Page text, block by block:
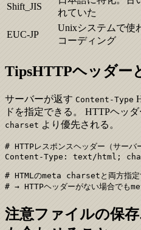
Shift_JIS
れていた
EUC-JP
Unixシステムで使
コーディング
TipsHTTPヘッダー
サーバーが返す Content-Type
ドを指定できる。 HTTPヘッ
charset より優先される。
# HTTPレスポンスヘッダー（サーバ
Content-Type: text/html;
# HTMLのmeta charsetと両方指定
# → HTTPヘッダーがない場合でも
注意ファイルの保